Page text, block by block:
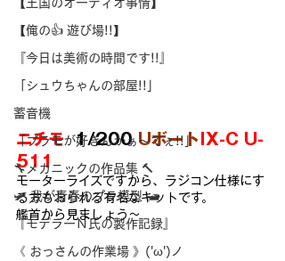
【王国のオーディオ事情】
【俺の👍 遊び場!!】
『今日は美術の時間です!!』
「シュウちゃんの部屋!!」
蓄音機
「プラモが好きんがぁ～てぇ!!」
🔧メカニックの作品集 🔨
🛩 我が青春のプラ模型 🛥
『モデラーＮ氏の製作記録』
《 おっさんの作業場 》('ω')ノ
ニチモ 1/200 Uボート IX-C U-
511
モーターライズですから、ラジコン仕様にす
る方もおられる有名なキットです。
艦首から見ましょう～